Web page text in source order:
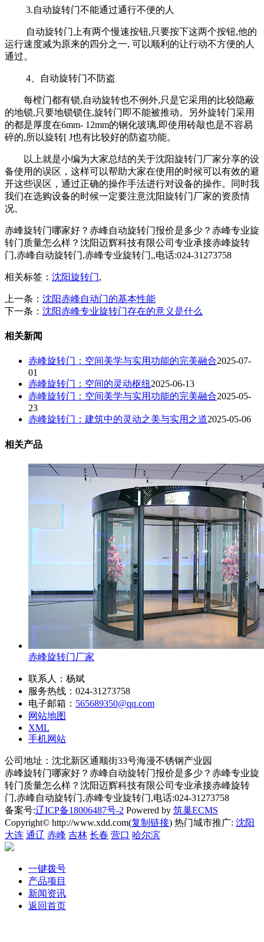
3.自动旋转门不能通过通行不便的人
自动旋转门上有两个慢速按钮,只要按下这两个按钮,他的
运行速度减为原来的四分之一, 可以顺利的让行动不方便的人
通过。
4、自动旋转门不防盗
每樘门都有锁,自动旋转也不例外,只是它采用的比较隐蔽
的地锁,只要地锁锁住,旋转门即不能被推动。另外旋转门采用
的都是厚度在6mm- 12mm的钢化玻璃,即使用砖敲也是不容易
碎的,所以旋转[ J也有比较好的防盗功能。
以上就是小编为大家总结的关于沈阳旋转门厂家分享的设
备使用的误区，这样可以帮助大家在使用的时候可以有效的避
开这些误区，通过正确的操作手法进行对设备的操作。同时我
我们在选购设备的时候一定要注意沈阳旋转门厂家的资质情
况。
赤峰旋转门哪家好？赤峰自动旋转门报价是多少？赤峰专业旋
转门质量怎么样？沈阳迈辉科技有限公司专业承接赤峰旋转
门,赤峰自动旋转门,赤峰专业旋转门,,电话:024-31273758
相关标签： 沈阳旋转门,
上一条： 沈阳赤峰自动门的基本性能
下一条： 沈阳赤峰专业旋转门存在的意义是什么
相关新闻
赤峰旋转门：空间美学与实用功能的完美融合2025-07-
01
赤峰旋转门：空间的灵动枢纽2025-06-13
赤峰旋转门：空间美学与实用功能的完美融合​2025-05-
23
赤峰旋转门：建筑中的灵动之美与实用之道2025-05-06
相关产品
赤峰旋转门厂家
联系人：杨斌
服务热线：024-31273758
电子邮箱： 565689350@qq.com
网站地图
XML
手机网站
公司地址：沈北新区通顺街33号海漫不锈钢产业园
赤峰旋转门哪家好？赤峰自动旋转门报价是多少？赤峰专业旋
转门质量怎么样？沈阳迈辉科技有限公司专业承接赤峰旋转
门,赤峰自动旋转门,赤峰专业旋转门,电话:024-31273758
备案号:辽ICP备18006487号-2 Powered by 筑巢ECMS
Copyright© http://www.xdd.com(复制链接) 热门城市推广: 沈阳
大连 通辽 赤峰 吉林 长春 营口 哈尔滨
一键拨号
产品项目
新闻资讯
返回首页